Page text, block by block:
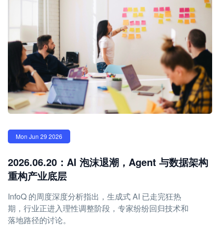
Mon Jun 29 2026
2026.06.20：AI 泡沫退潮，Agent 与数据架构
重构产业底层
InfoQ 的周度深度分析指出，生成式 AI 已走完狂热
期，行业正进入理性调整阶段，专家纷纷回归技术和
落地路径的讨论。